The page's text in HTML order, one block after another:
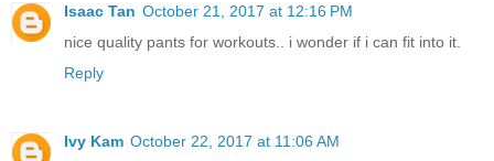
Isaac Tan October 21, 2017 at 12:16 PM
nice quality pants for workouts.. i wonder if i can fit into it.
Reply
Ivy Kam October 22, 2017 at 11:06 AM